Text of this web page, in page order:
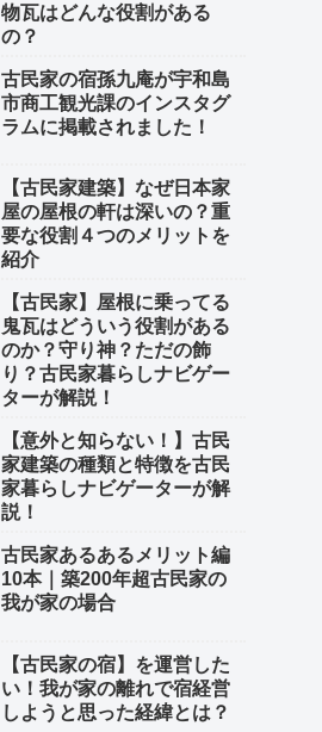
物瓦はどんな役割がある
の？
古民家の宿孫九庵が宇和島
市商工観光課のインスタグ
ラムに掲載されました！
【古民家建築】なぜ日本家
屋の屋根の軒は深いの？重
要な役割４つのメリットを
紹介
【古民家】屋根に乗ってる
鬼瓦はどういう役割がある
のか？守り神？ただの飾
り？古民家暮らしナビゲー
ターが解説！
【意外と知らない！】古民
家建築の種類と特徴を古民
家暮らしナビゲーターが解
説！
古民家あるあるメリット編
10本｜築200年超古民家の
我が家の場合
【古民家の宿】を運営した
い！我が家の離れで宿経営
しようと思った経緯とは？